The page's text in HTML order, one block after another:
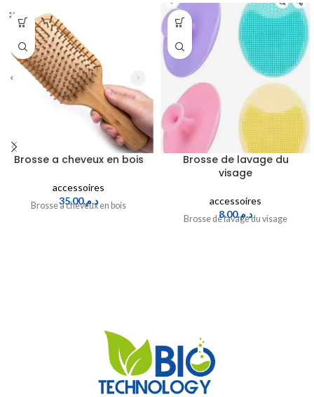
Brosse a cheveux en bois
accessoires
د.م.35.00
Brosse a cheveux en bois
Brosse de lavage du
visage
accessoires
د.م.8.00
Brosse de lavage du visage